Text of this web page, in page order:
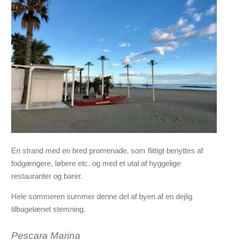
En strand med en bred promenade, som flittigt benyttes af
fodgængere, løbere etc. og med et utal af hyggelige
restauranter og barer.
Hele sommeren summer denne del af byen af en dejlig
tilbagelænet stemning.
Pescara Marina